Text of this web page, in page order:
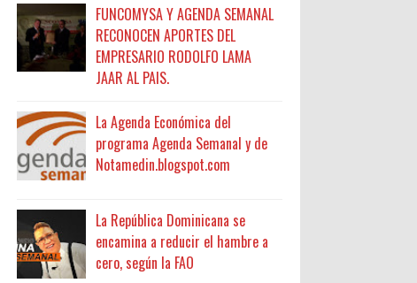
FUNCOMYSA Y AGENDA SEMANAL
RECONOCEN APORTES DEL
EMPRESARIO RODOLFO LAMA
JAAR AL PAIS.
La Agenda Económica del
programa Agenda Semanal y de
Notamedin.blogspot.com
La República Dominicana se
encamina a reducir el hambre a
cero, según la FAO